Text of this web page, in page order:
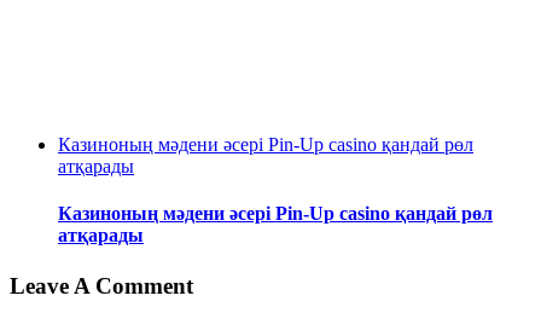
Казиноның мәдени әсері Pin-Up casino қандай рөл
атқарады
Казиноның мәдени әсері Pin-Up casino қандай рөл
атқарады
Leave A Comment